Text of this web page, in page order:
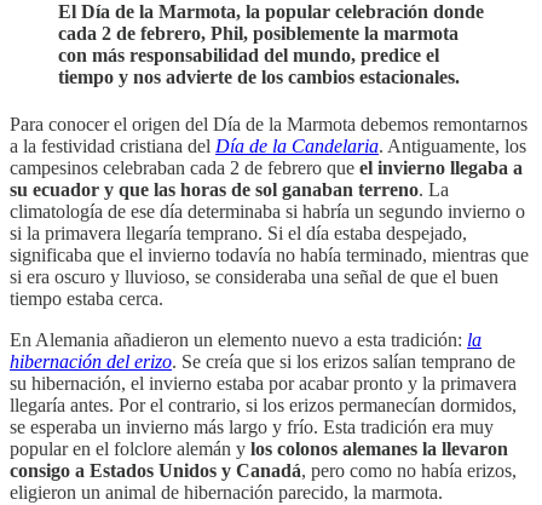
El Día de la Marmota, la popular celebración donde
cada 2 de febrero, Phil, posiblemente la marmota
con más responsabilidad del mundo, predice el
tiempo y nos advierte de los cambios estacionales.
Para conocer el origen del Día de la Marmota debemos remontarnos
a la festividad cristiana del Día de la Candelaria. Antiguamente, los
campesinos celebraban cada 2 de febrero que el invierno llegaba a
su ecuador y que las horas de sol ganaban terreno. La
climatología de ese día determinaba si habría un segundo invierno o
si la primavera llegaría temprano. Si el día estaba despejado,
significaba que el invierno todavía no había terminado, mientras que
si era oscuro y lluvioso, se consideraba una señal de que el buen
tiempo estaba cerca.
En Alemania añadieron un elemento nuevo a esta tradición: la
hibernación del erizo. Se creía que si los erizos salían temprano de
su hibernación, el invierno estaba por acabar pronto y la primavera
llegaría antes. Por el contrario, si los erizos permanecían dormidos,
se esperaba un invierno más largo y frío. Esta tradición era muy
popular en el folclore alemán y los colonos alemanes la llevaron
consigo a Estados Unidos y Canadá, pero como no había erizos,
eligieron un animal de hibernación parecido, la marmota.